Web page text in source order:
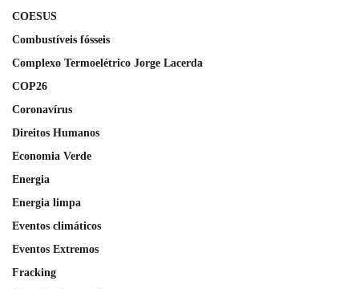
COESUS
Combustíveis fósseis
Complexo Termoelétrico Jorge Lacerda
COP26
Coronavírus
Direitos Humanos
Economia Verde
Energia
Energia limpa
Eventos climáticos
Eventos Extremos
Fracking